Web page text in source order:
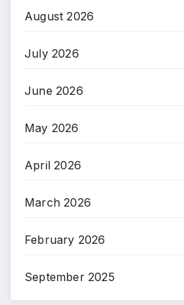
August 2026
July 2026
June 2026
May 2026
April 2026
March 2026
February 2026
September 2025